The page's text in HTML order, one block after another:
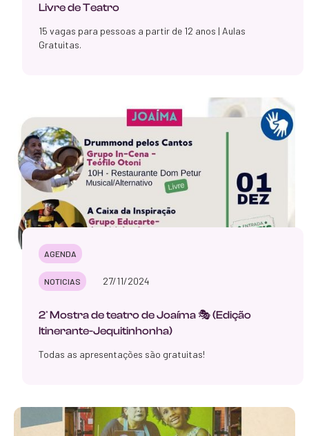
Livre de Teatro
15 vagas para pessoas a partir de 12 anos | Aulas
Gratuitas.
AGENDA
NOTICIAS 27/11/2024
2ª Mostra de teatro de Joaíma 🎭 (Edição
Itinerante-Jequitinhonha)
Todas as apresentações são gratuitas!